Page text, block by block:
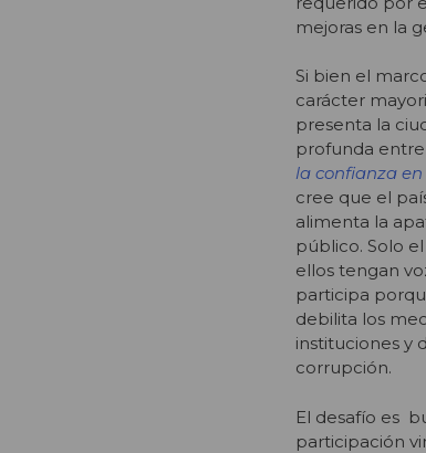
mejoras en la
Si bien el
carácter
presenta la
profunda entre
la confianza
cree que el
alimenta la
público. Solo el
ellos tengan
participa
debilita los
instituciones y
corrupción.
El desafío es
participación